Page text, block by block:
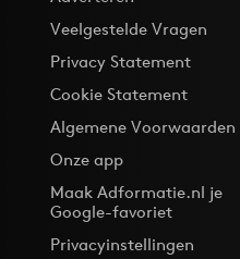
Veelgestelde Vragen
Privacy Statement
Cookie Statement
Algemene Voorwaarden
Onze app
Maak Adformatie.nl je
Google-favoriet
Privacyinstellingen